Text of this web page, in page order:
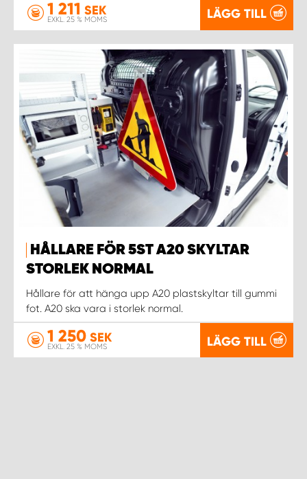
1 211 SEK
EXKL. 25 % MOMS LÄGG TILL
HÅLLARE FÖR 5ST A20 SKYLTAR
STORLEK NORMAL
Hållare för att hänga upp A20 plastskyltar till gummi
fot. A20 ska vara i storlek normal.
1 250 SEK
EXKL. 25 % MOMS LÄGG TILL